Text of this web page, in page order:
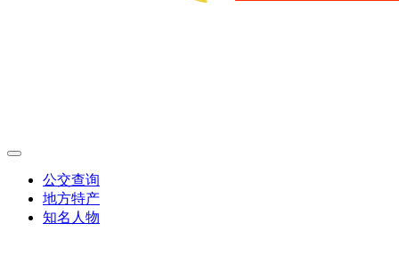
公交查询
地方特产
知名人物